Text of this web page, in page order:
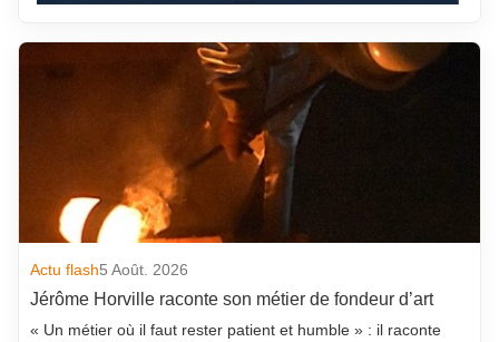
Actu flash5 Août. 2026
Jérôme Horville raconte son métier de fondeur d’art
« Un métier où il faut rester patient et humble » : il raconte